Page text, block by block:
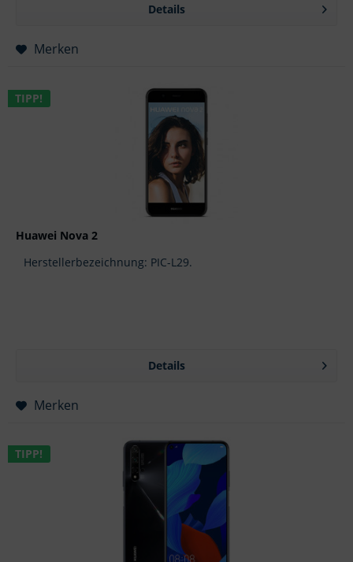
Details
Merken
TIPP!
Huawei Nova 2
Herstellerbezeichnung: PIC-L29.
Details
Merken
TIPP!